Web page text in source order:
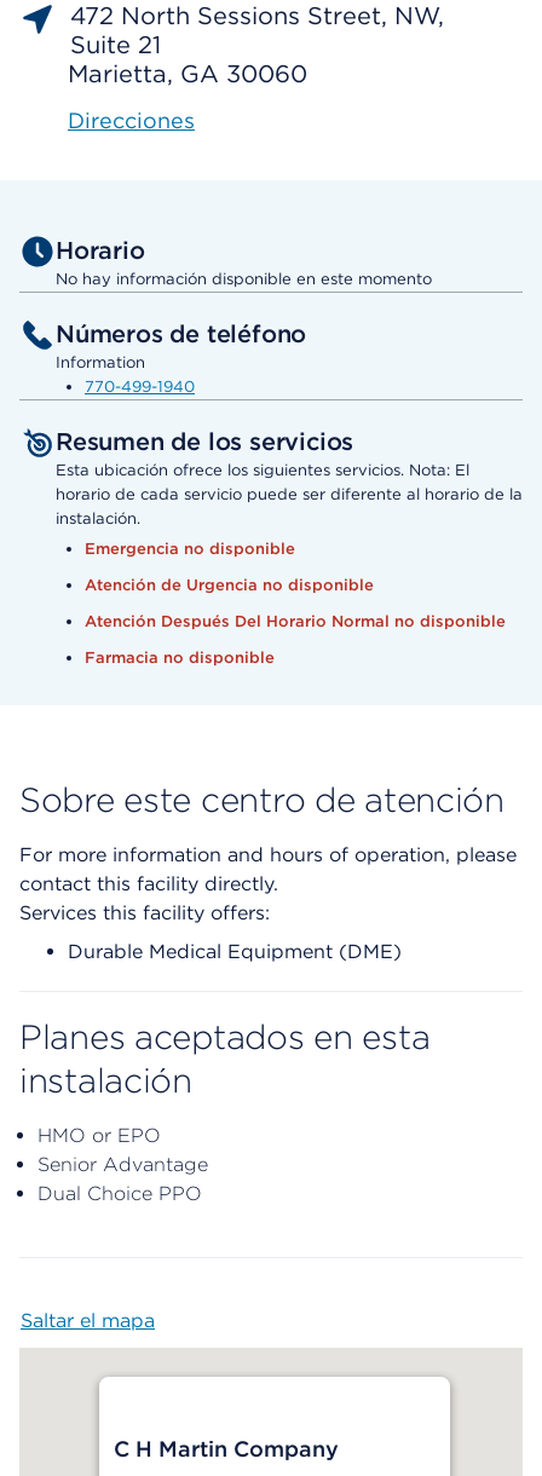
472 North Sessions Street, NW,
Suite 21
Marietta, GA 30060
Direcciones
Horario
No hay información disponible en este momento
Números de teléfono
Information
770-499-1940
Resumen de los servicios
Esta ubicación ofrece los siguientes servicios. Nota: El
horario de cada servicio puede ser diferente al horario de la
instalación.
Emergencia no disponible
Atención de Urgencia no disponible
Atención Después Del Horario Normal no disponible
Farmacia no disponible
Sobre este centro de atención
For more information and hours of operation, please
contact this facility directly.
Services this facility offers:
Durable Medical Equipment (DME)
Planes aceptados en esta
instalación
HMO or EPO
Senior Advantage
Dual Choice PPO
Saltar el mapa
C H Martin Company